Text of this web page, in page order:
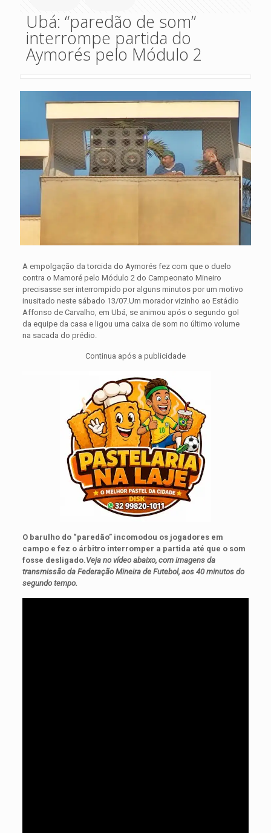
Ubá: “paredão de som”
interrompe partida do
Aymorés pelo Módulo 2
A empolgação da torcida do Aymorés fez com que o duelo
contra o Mamoré pelo Módulo 2 do Campeonato Mineiro
precisasse ser interrompido por alguns minutos por um motivo
inusitado neste sábado 13/07. Um morador vizinho ao Estádio
Affonso de Carvalho, em Ubá, se animou após o segundo gol
da equipe da casa e ligou uma caixa de som no último volume
na sacada do prédio.
Continua após a publicidade
O barulho do “paredão” incomodou os jogadores em
campo e fez o árbitro interromper a partida até que o som
fosse desligado.Veja no vídeo abaixo, com imagens da
transmissão da Federação Mineira de Futebol, aos 40 minutos do
segundo tempo.